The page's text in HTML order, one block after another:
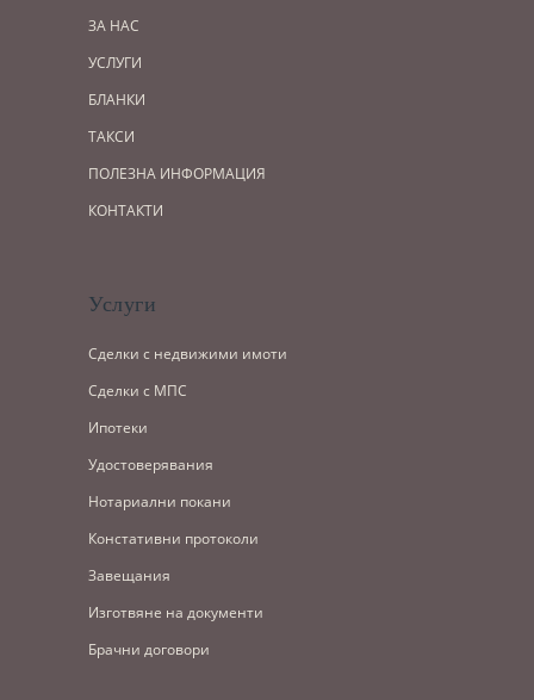
ЗА НАС
УСЛУГИ
БЛАНКИ
ТАКСИ
ПОЛЕЗНА ИНФОРМАЦИЯ
КОНТАКТИ
Услуги
Сделки с недвижими имоти
Сделки с МПС
Ипотеки
Удостоверявания
Нотариални покани
Констативни протоколи
Завещания
Изготвяне на документи
Брачни договори